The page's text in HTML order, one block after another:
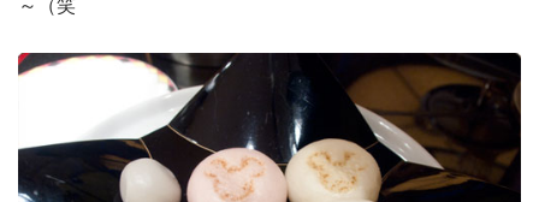
～（笑